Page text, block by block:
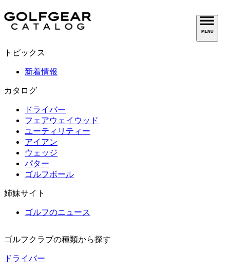
MENU
トピックス
新着情報
カタログ
ドライバー
フェアウェイウッド
ユーティリティー
アイアン
ウェッジ
パター
ゴルフボール
姉妹サイト
ゴルフのニュース
ゴルフクラブの種類から探す
ドライバー